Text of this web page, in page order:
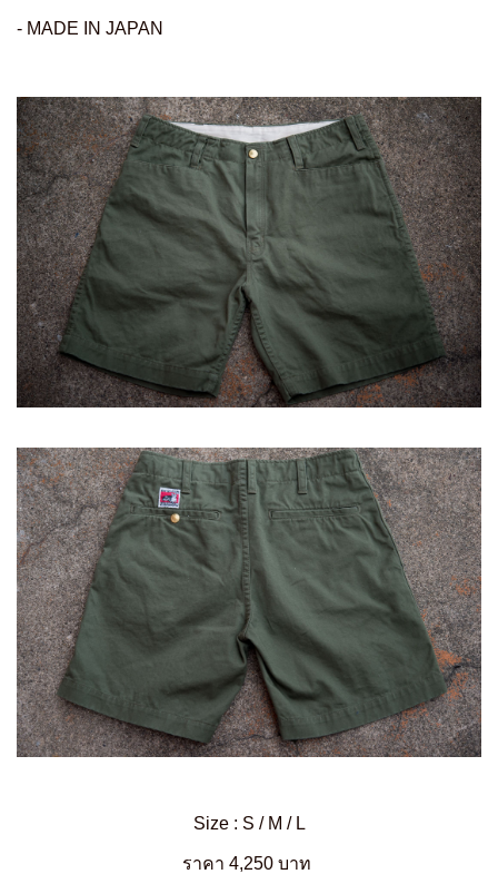
- MADE IN JAPAN
Size : S / M / L
ราคา 4,250 บาท